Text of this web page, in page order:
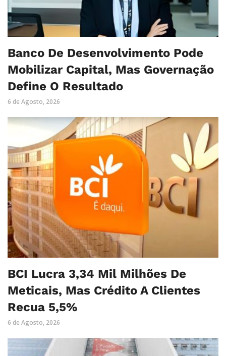
Banco De Desenvolvimento Pode
Mobilizar Capital, Mas Governação
Define O Resultado
6 de Agosto, 2026
BCI Lucra 3,34 Mil Milhões De
Meticais, Mas Crédito A Clientes
Recua 5,5%
6 de Agosto, 2026